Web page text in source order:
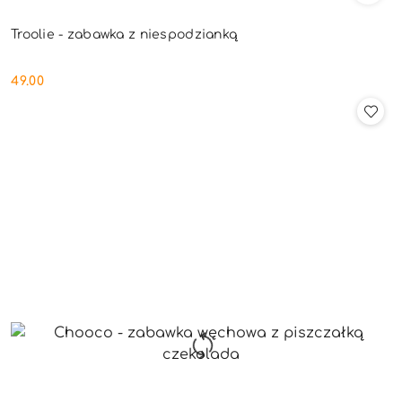
Troolie - zabawka z niespodzianką
Cena:
49.00